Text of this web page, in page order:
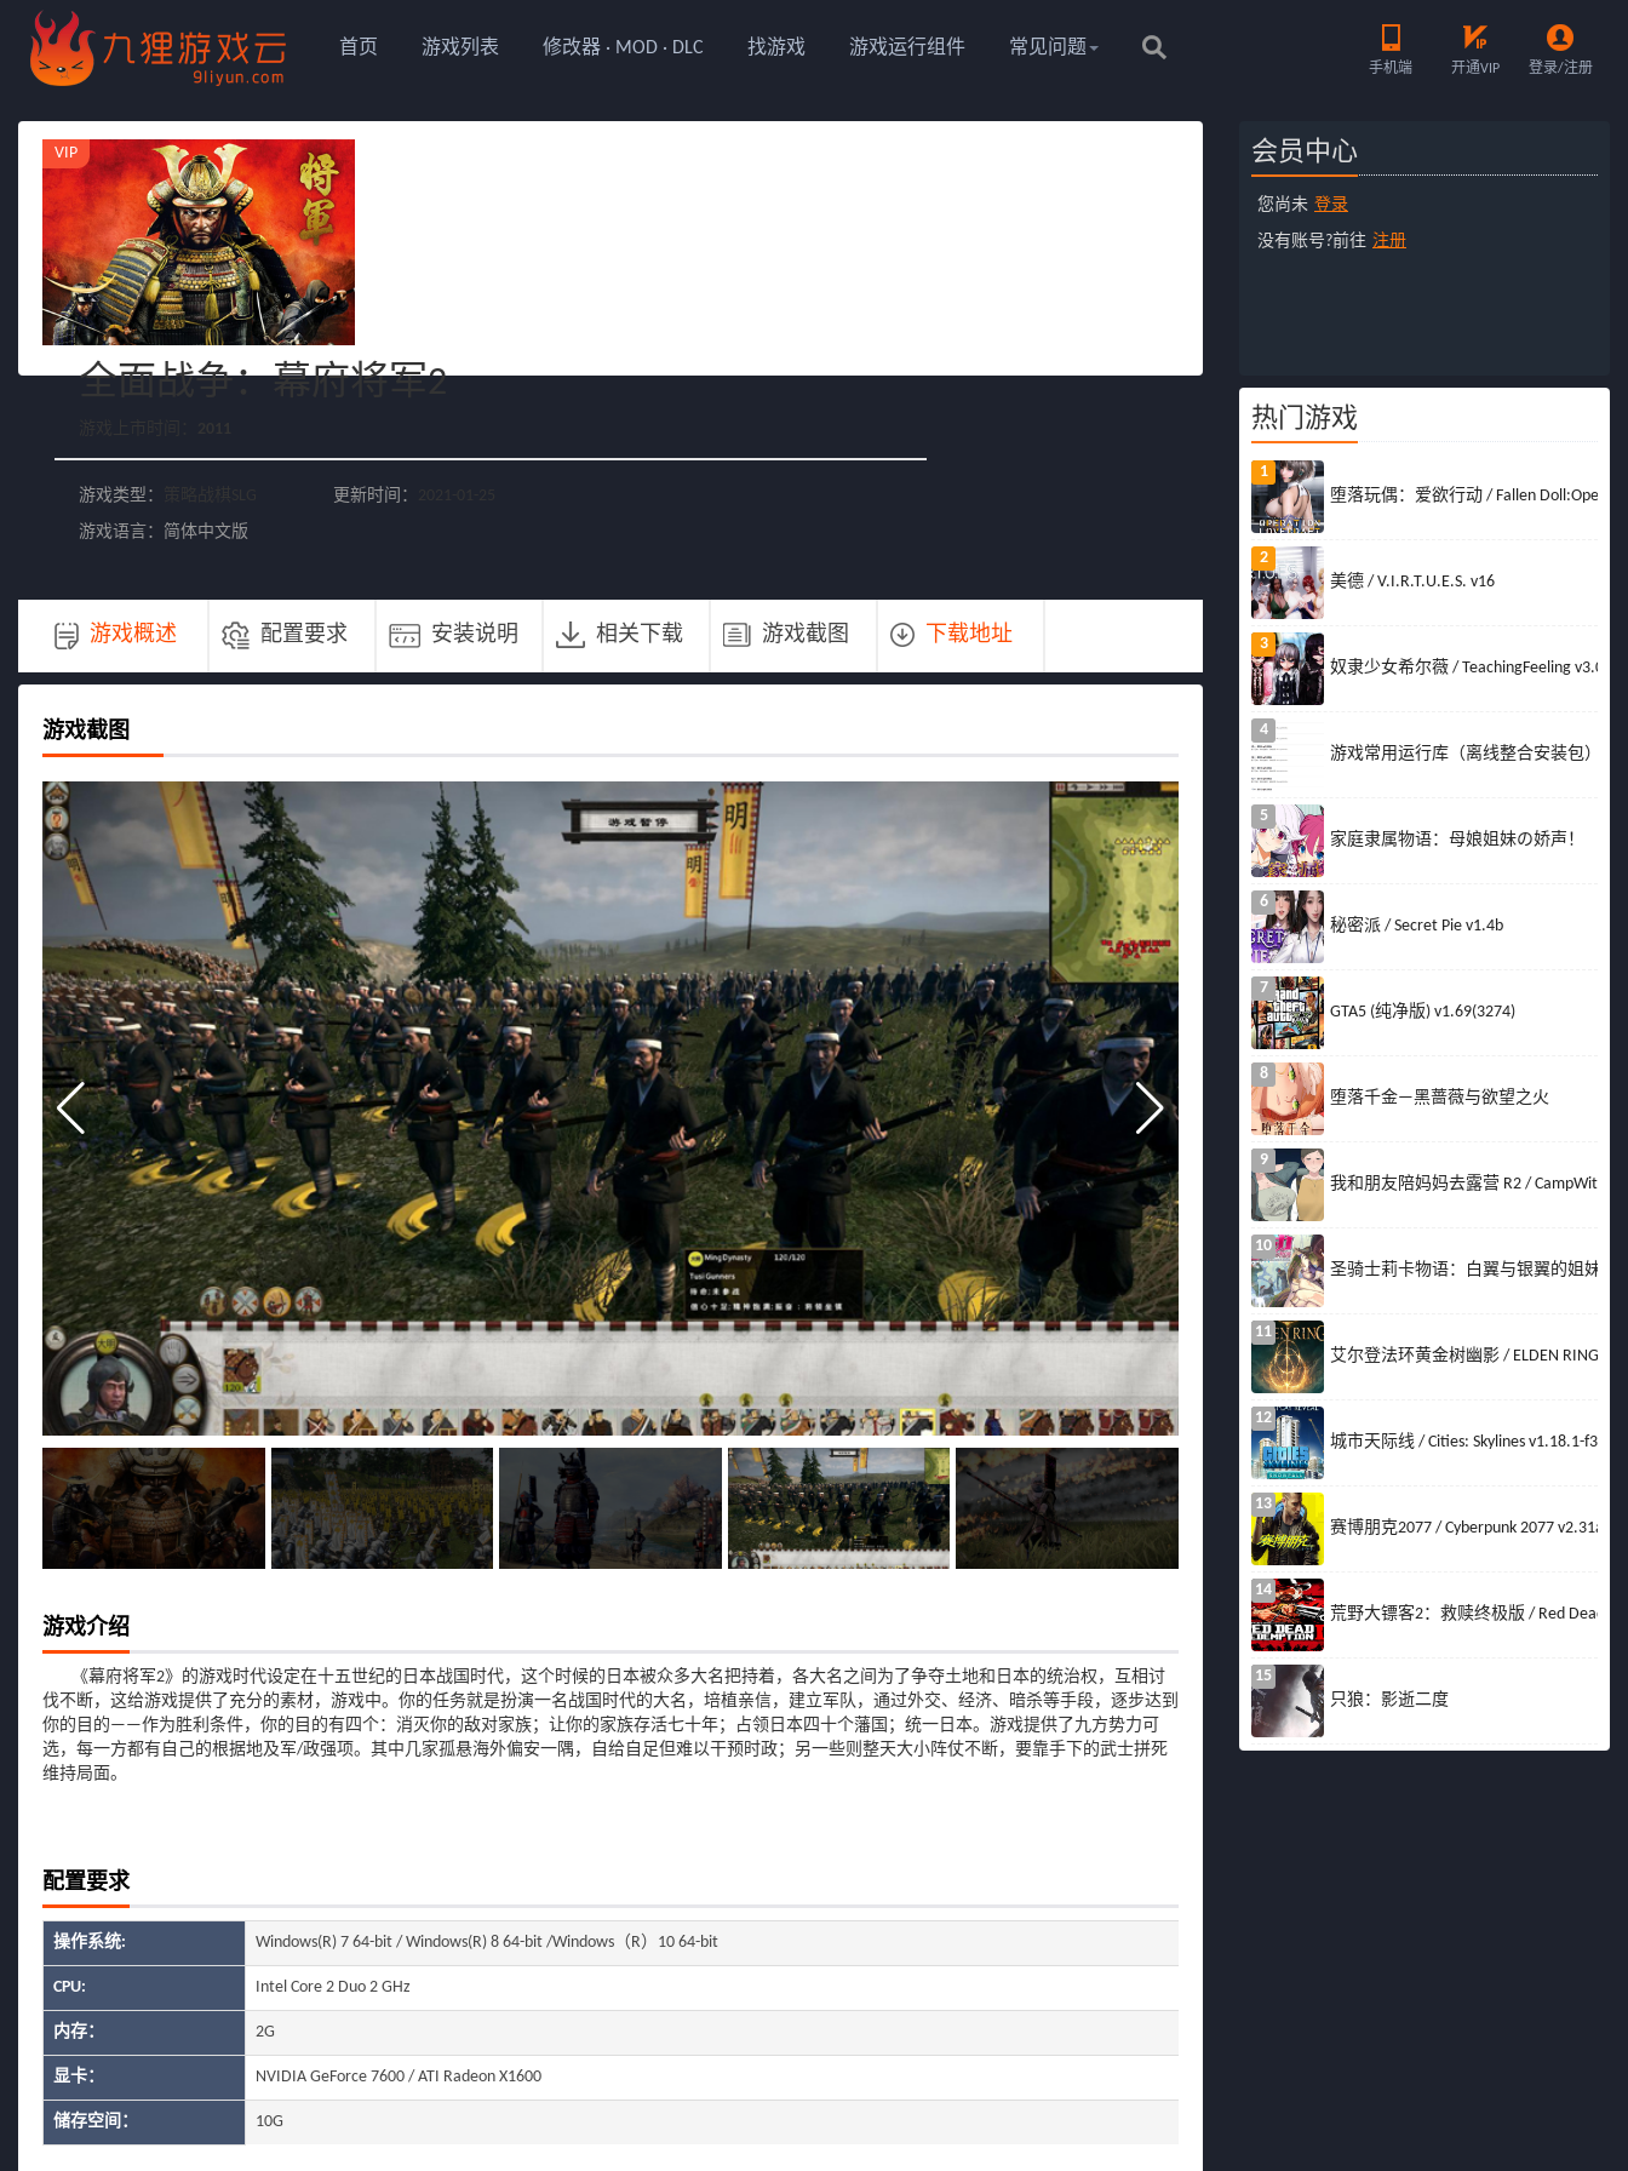
首页 游戏列表 修改器 · MOD · DLC 找游戏 游戏运行组件 常见问题  
手机端

开通VIP

登录/注册
VIP
全面战争：幕府将军2
游戏类型： 更新时间：
游戏语言：简体中文版
游戏概述 配置要求 安装说明 相关下载 游戏截图 下载地址
游戏截图
游戏介绍
《幕府将军2》的游戏时代设定在十五世纪的日本战国时代，这个时候的日本被众多大名把持着，各大名之间为了争夺土地和日本的统治权，互相讨
伐不断，这给游戏提供了充分的素材，游戏中。你的任务就是扮演一名战国时代的大名，培植亲信，建立军队，通过外交、经济、暗杀等手段，逐步达到
你的目的——作为胜利条件，你的目的有四个：消灭你的敌对家族；让你的家族存活七十年；占领日本四十个藩国；统一日本。游戏提供了九方势力可
选，每一方都有自己的根据地及军/政强项。其中几家孤悬海外偏安一隅，自给自足但难以干预时政；另一些则整天大小阵仗不断，要靠手下的武士拼死
维持局面。
配置要求
操作系统: Windows(R) 7 64-bit / Windows(R) 8 64-bit /Windows（R）10 64-bit
CPU: Intel Core 2 Duo 2 GHz
内存： 2G
显卡： NVIDIA GeForce 7600 / ATI Radeon X1600
储存空间： 10G
会员中心
您尚未 登录
没有账号?前往 注册
热门游戏
1
堕落玩偶：爱欲行动 / Fallen
2
美德 / V.I.R.T.U.E.S. v16
3
奴隶少女希尔薇 / TeachingFeeling v3.0
4
游戏常用运行库（离线整合安装包）
5
家庭隶属物语：母娘姐妹の娇声！
6
秘密派 / Secret Pie v1.4b
7
GTA5 (纯净版) v1.69(3274)
8
堕落千金—黑蔷薇与欲望之火
9
我和朋友陪妈妈去露营 R2 /
10
圣骑士莉卡物语：白翼与银翼的姐妹
11
艾尔登法环黄金树幽影 / ELDEN RING
12
城市天际线 / Cities: Skylines v1.18.1-f3豪
13
赛博朋克2077 / Cyberpunk 2077 v2.31a
14
荒野大镖客2：救赎终极版 / Red Dead
15
只狼：影逝二度